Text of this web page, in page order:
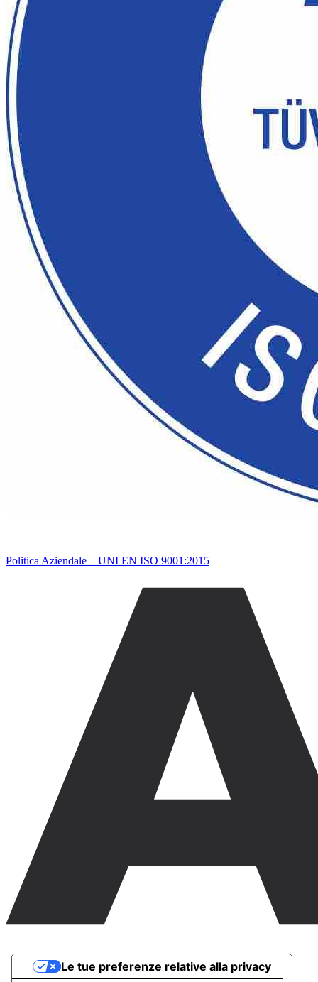
Politica Aziendale – UNI EN ISO 9001:2015
Le tue preferenze relative alla privacy